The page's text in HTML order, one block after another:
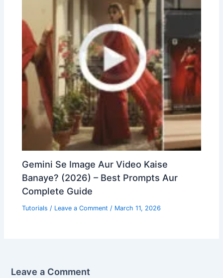
Gemini Se Image Aur Video Kaise
Banaye? (2026) – Best Prompts Aur
Complete Guide
Tutorials / Leave a Comment / March 11, 2026
Leave a Comment